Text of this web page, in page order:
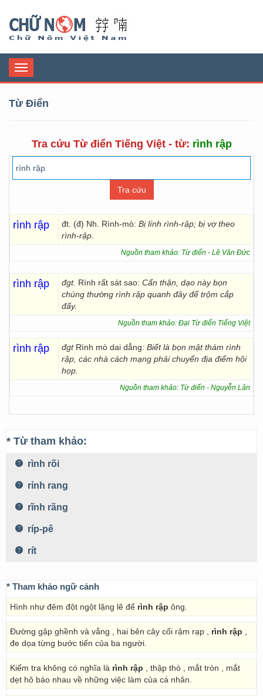
Toggle
navigation
Từ Điển
Tra cứu Từ điển Tiếng Việt - từ: rình rập
rình rập đt. (đ) Nh. Rình-mò: Bị lính rình-rập; bị vợ theo
rình-rập.
Nguồn tham khảo: Từ điển - Lê Văn Đức
rình rập đgt. Rình rất sát sao: Cẩn thận, dạo này bọn
chúng thường rình rập quanh đây để trộm cắp
đấy.
Nguồn tham khảo: Đại Từ điển Tiếng Việt
rình rập đgt Rình mò dai dẳng: Biết là bọn mật thám rình
rập, các nhà cách mạng phải chuyển địa điểm hội
họp.
Nguồn tham khảo: Từ điển - Nguyễn Lân
* Từ tham khảo:
rình rõi
rỉnh rang
rĩnh rãng
ríp-pê
rít
* Tham khảo ngữ cảnh
Hình như đêm đột ngột lặng lẽ để rình rập ông.
Đường gập ghềnh và vắng , hai bên cây cối rậm rạp , rình rập
đe dọa từng bước tiến của ba người.
Kiểm tra không có nghĩa là rình rập , thập thò , mắt tròn , mắt
dẹt hô báo nhau về những việc làm của cá nhân.